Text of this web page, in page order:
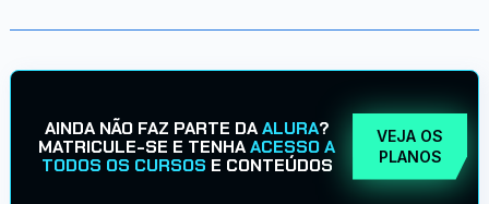
AINDA NÃO FAZ PARTE DAALURA?
MATRICULE-SE E TENHAACESSO A
TODOS OS CURSOS E CONTEÚDOS
VEJA OS
PLANOS